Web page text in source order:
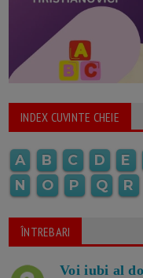
INDEX CUVINTE CHEIE
A B C D E
N
O P Q R
ÎNTREBARI
Voi iubi al